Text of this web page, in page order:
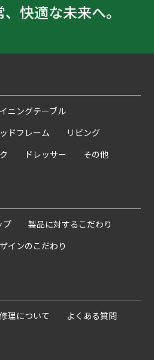
快適な未来へ。
ニングテーブル
ドフレーム
リビング
ドレッサー その他
プ
製品に対するこだわり
インのこだわり
修理について
よくある質問